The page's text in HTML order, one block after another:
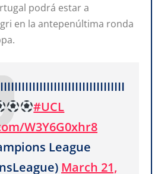
podrá estar a
en la antepenúltima ronda
#UCL
W3Y6G0xhr8
League
March 21,